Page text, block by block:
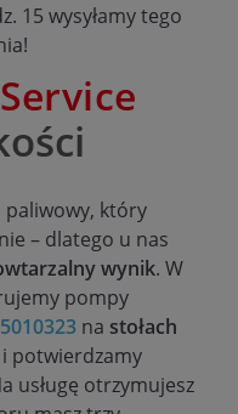
15 wysyłamy tego
paliwowy, który
– dlatego u nas
wynik. W
pompy
na stołach
i potwierdzamy
usługę otrzymujesz